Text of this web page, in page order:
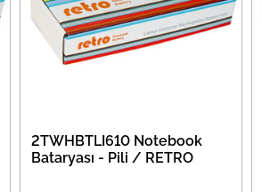
2TWHBTLI610 Notebook
Bataryası - Pili / RETRO